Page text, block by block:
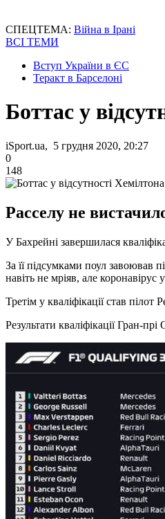
СПЕЦТЕМА: Війна в Ірані
ВСІ ТЕМИ
Вступ України в ЄС
Теракт в Барселоні
Боттас у
iSport.ua, 5 грудня 2020, 20:27
0
148
Расселу не
У Бахрейні завершилася
За її підсумками поул завоював
навіть не мріяв, але
Третім у кваліфікації став
Результати кваліфікації Гран-прі